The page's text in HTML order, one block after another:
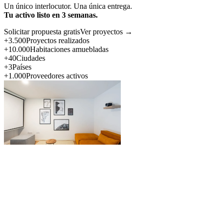
Un único interlocutor. Una única entrega.
Tu activo listo en 3 semanas.
Solicitar propuesta gratisVer proyectos →
+3.500Proyectos realizados
+10.000Habitaciones amuebladas
+40Ciudades
+3Países
+1.000Proveedores activos